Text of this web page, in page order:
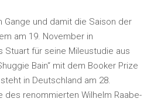
Gange und damit die Saison der
am 19. November in
Stuart für seine Mileustudie aus
Bain“ mit dem Booker Prize
in Deutschland am 28.
des renommierten Wilhelm Raabe-